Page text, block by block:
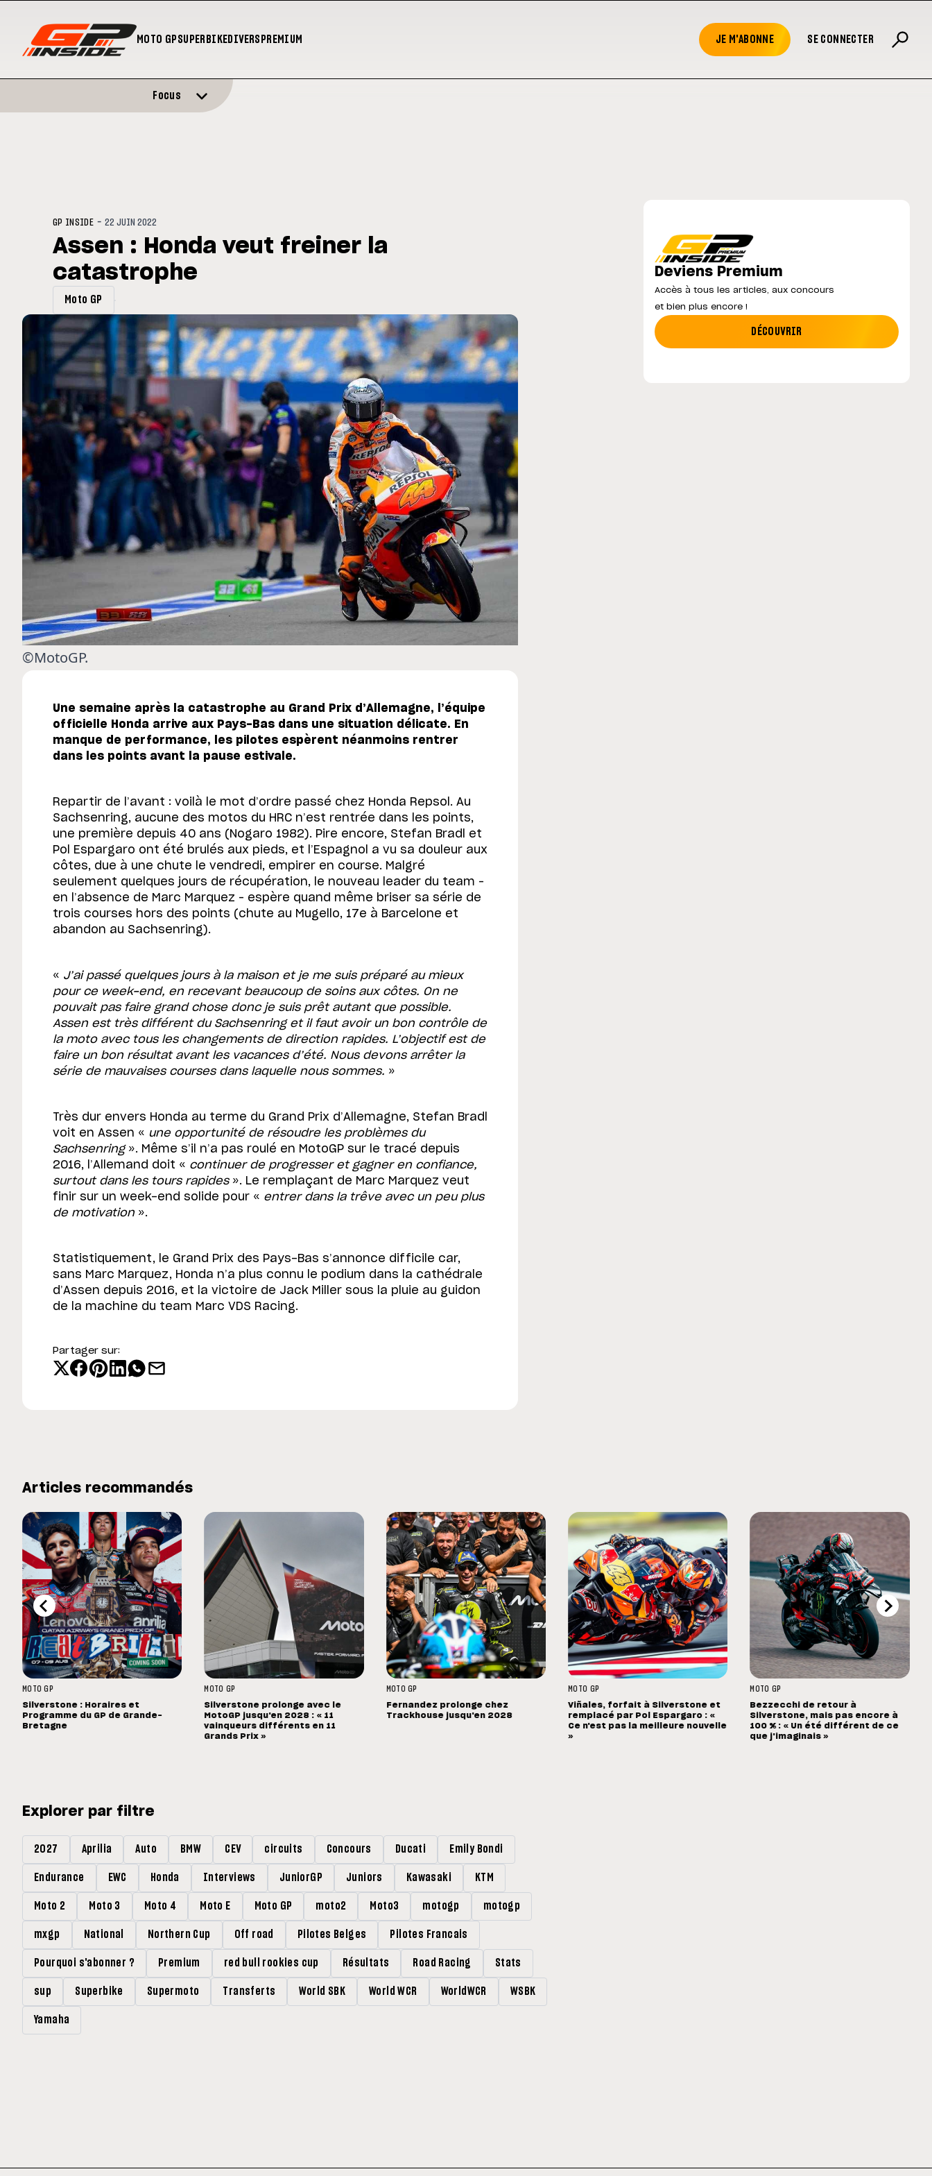
MOTO GPSUPERBIKEDIVERS PREMIUM JE M'ABONNE SE CONNECTER
club spécial dans
Silverstone : Horaires et Programme du GP de
Grande-Bretagne
MOTO GP
Zarco évite l'opération et vise un retour en
septembre
MotoGP : les cinq constructeurs signent un
Focus
GP INSIDE -22 JUIN 2022
Assen : Honda veut freiner la
catastrophe
Moto GP
©MotoGP.
Une semaine après la catastrophe au Grand Prix d’Allemagne, l’équipe
officielle Honda arrive aux Pays-Bas dans une situation délicate. En
manque de performance, les pilotes espèrent néanmoins rentrer
dans les points avant la pause estivale.
Repartir de l’avant : voilà le mot d’ordre passé chez Honda Repsol. Au
Sachsenring, aucune des motos du HRC n’est rentrée dans les points,
une première depuis 40 ans (Nogaro 1982). Pire encore, Stefan Bradl et
Pol Espargaro ont été brulés aux pieds, et l’Espagnol a vu sa douleur aux
côtes, due à une chute le vendredi, empirer en course. Malgré
seulement quelques jours de récupération, le nouveau leader du team –
en l’absence de Marc Marquez – espère quand même briser sa série de
trois courses hors des points (chute au Mugello, 17e à Barcelone et
abandon au Sachsenring).
« J’ai passé quelques jours à la maison et je me suis préparé au mieux
pour ce week-end, en recevant beaucoup de soins aux côtes. On ne
pouvait pas faire grand chose donc je suis prêt autant que possible.
Assen est très différent du Sachsenring et il faut avoir un bon contrôle de
la moto avec tous les changements de direction rapides. L’objectif est de
faire un bon résultat avant les vacances d’été. Nous devons arrêter la
série de mauvaises courses dans laquelle nous sommes. »
Très dur envers Honda au terme du Grand Prix d’Allemagne, Stefan Bradl
voit en Assen « une opportunité de résoudre les problèmes du
Sachsenring ». Même s’il n’a pas roulé en MotoGP sur le tracé depuis
2016, l’Allemand doit « continuer de progresser et gagner en confiance,
surtout dans les tours rapides». Le remplaçant de Marc Marquez veut
finir sur un week-end solide pour « entrer dans la trêve avec un peu plus
de motivation».
Statistiquement, le Grand Prix des Pays-Bas s’annonce difficile car,
sans Marc Marquez, Honda n’a plus connu le podium dans la cathédrale
d’Assen depuis 2016, et la victoire de Jack Miller sous la pluie au guidon
de la machine du team Marc VDS Racing.
Partager sur:
Deviens Premium
Accès à tous les articles, aux concours
et bien plus encore !
DÉCOUVRIR
Articles recommandés
MOTO GP
Silverstone : Horaires et
Programme du GP de Grande-
Bretagne
MOTO GP
Silverstone prolonge avec le
MotoGP jusqu'en 2028 : « 11
vainqueurs différents en 11
Grands Prix »
MOTO GP
Fernandez prolonge chez
Trackhouse jusqu'en 2028
MOTO GP
Viñales, forfait à Silverstone et
remplacé par Pol Espargaro : «
Ce n'est pas la meilleure nouvelle
»
MOTO GP
Bezzecchi de retour à
Silverstone, mais pas encore à
100 % : « Un été différent de ce
que j'imaginais »
Explorer par filtre
2027 Aprilia Auto BMW CEV circuits Concours Ducati Emily Bondi
Endurance EWC Honda Interviews JuniorGP Juniors Kawasaki KTM
Moto 2 Moto 3 Moto 4 Moto E Moto GP moto2 Moto3 motogp motogp
mxgp National Northern Cup Off road Pilotes Belges Pilotes Francais
Pourquoi s'abonner ? Premium red bull rookies cup Résultats Road Racing Stats
sup Superbike Supermoto Transferts World SBK World WCR WorldWCR WSBK
Yamaha